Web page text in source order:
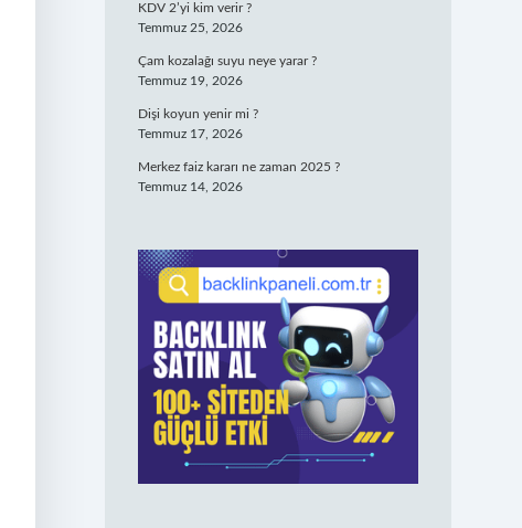
KDV 2’yi kim verir ?
Temmuz 25, 2026
Çam kozalağı suyu neye yarar ?
Temmuz 19, 2026
Dişi koyun yenir mi ?
Temmuz 17, 2026
Merkez faiz kararı ne zaman 2025 ?
Temmuz 14, 2026